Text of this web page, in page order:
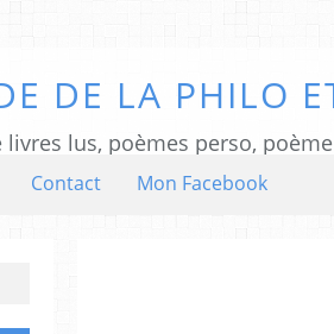
DE LA PHILO
livres lus, poèmes perso,
Contact Mon Facebook